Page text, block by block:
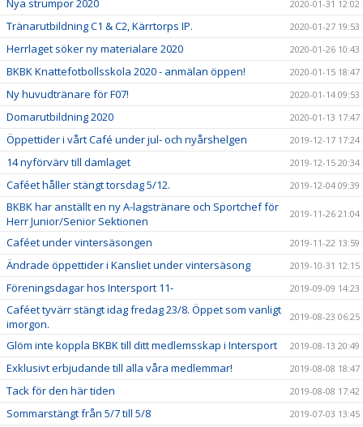
Nya strumpor 2020 2020-01-31 12:02
Tränarutbildning C1 & C2, Kärrtorps IP. 2020-01-27 19:53
Herrlaget söker ny materialare 2020 2020-01-26 10:43
BKBK Knattefotbollsskola 2020 - anmälan öppen! 2020-01-15 18:47
Ny huvudtränare för F07! 2020-01-14 09:53
Domarutbildning 2020 2020-01-13 17:47
Öppettider i vårt Café under jul- och nyårshelgen 2019-12-17 17:24
14 nyförvärv till damlaget 2019-12-15 20:34
Caféet håller stängt torsdag 5/12. 2019-12-04 09:39
BKBK har anställt en ny A-lagstränare och Sportchef för
Herr Junior/Senior Sektionen
2019-11-26 21:04
Caféet under vintersäsongen 2019-11-22 13:59
Ändrade öppettider i Kansliet under vintersäsong 2019-10-31 12:15
Föreningsdagar hos Intersport 11- 2019-09-09 14:23
Caféet tyvärr stängt idag fredag 23/8. Öppet som vanligt
imorgon.
2019-08-23 06:25
Glöm inte koppla BKBK till ditt medlemsskap i Intersport 2019-08-13 20:49
Exklusivt erbjudande till alla våra medlemmar! 2019-08-08 18:47
Tack för den här tiden 2019-08-08 17:42
Sommarstängt från 5/7 till 5/8 2019-07-03 13:45